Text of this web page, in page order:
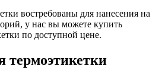
востребованы для нанесения на
у нас вы можете купить
по доступной цене.
термоэтикетки